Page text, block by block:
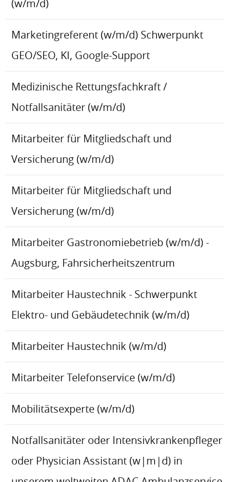
(w/m/d)
Marketingreferent (w/m/d) Schwerpunkt
GEO/SEO, KI, Google-Support
Medizinische Rettungsfachkraft /
Notfallsanitäter (w/m/d)
Mitarbeiter für Mitgliedschaft und
Versicherung (w/m/d)
Mitarbeiter für Mitgliedschaft und
Versicherung (w/m/d)
Mitarbeiter Gastronomiebetrieb (w/m/d) -
Augsburg, Fahrsicherheitszentrum
Mitarbeiter Haustechnik - Schwerpunkt
Elektro- und Gebäudetechnik (w/m/d)
Mitarbeiter Haustechnik (w/m/d)
Mitarbeiter Telefonservice (w/m/d)
Mobilitätsexperte (w/m/d)
Notfallsanitäter oder Intensivkrankenpfleger
oder Physician Assistant (w|m|d) in